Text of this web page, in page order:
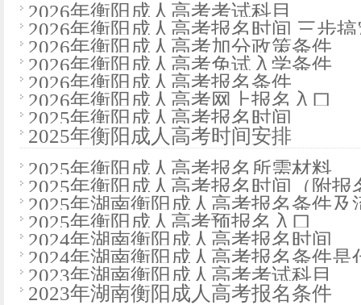
2026年衡阳成人高考考试科目
2026年衡阳成人高考报名时间 三步
2026年衡阳成人高考加分政策条件
2026年衡阳成人高考免试入学条件
2026年衡阳成人高考报名条件
2026年衡阳成人高考网上报名入口
2025年衡阳成人高考报名时间
2025年衡阳成人高考时间安排
2025年衡阳成人高考报名所需材料
2025年衡阳成人高考报名时间（附报
2025年湖南衡阳成人高考报名条件及
2025年衡阳成人高考预报名入口
2024年湖南衡阳成人高考报名时间
2024年湖南衡阳成人高考报名条件是
2023年湖南衡阳成人高考考试科目
2023年湖南衡阳成人高考报名条件